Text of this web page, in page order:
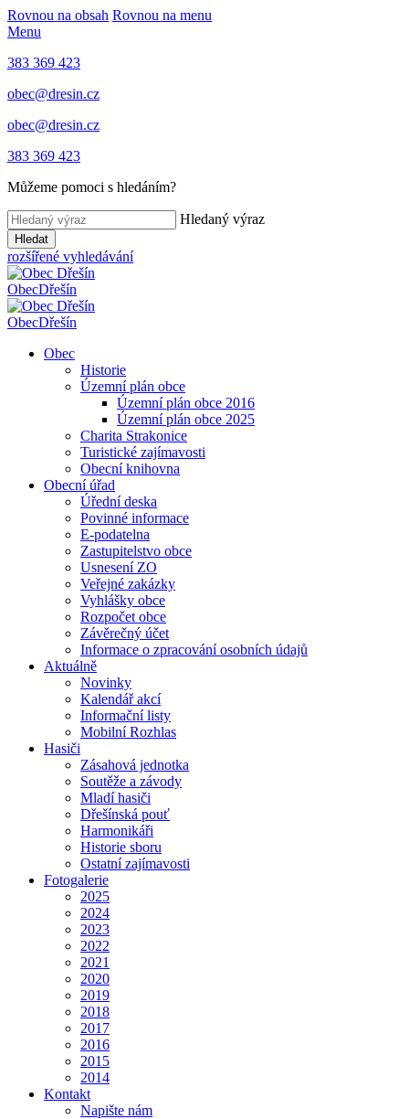
Rovnou na obsah Rovnou na menu
Menu
383 369 423
obec@dresin.cz
obec@dresin.cz
383 369 423
Můžeme pomoci s hledáním?
Hledaný výraz
Hledat
rozšířené vyhledávání
ObecDřešín
ObecDřešín
Obec
Historie
Územní plán obce
Územní plán obce 2016
Územní plán obce 2025
Charita Strakonice
Turistické zajímavosti
Obecní knihovna
Obecní úřad
Úřední deska
Povinné informace
E-podatelna
Zastupitelstvo obce
Usnesení ZO
Veřejné zakázky
Vyhlášky obce
Rozpočet obce
Závěrečný účet
Informace o zpracování osobních údajů
Aktuálně
Novinky
Kalendář akcí
Informační listy
Mobilní Rozhlas
Hasiči
Zásahová jednotka
Soutěže a závody
Mladí hasiči
Dřešínská pouť
Harmonikáři
Historie sboru
Ostatní zajímavosti
Fotogalerie
2025
2024
2023
2022
2021
2020
2019
2018
2017
2016
2015
2014
Kontakt
Napište nám